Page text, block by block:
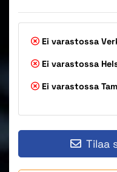
Ei varastossa
Ei varastossa
Ei varastossa
Tilaa